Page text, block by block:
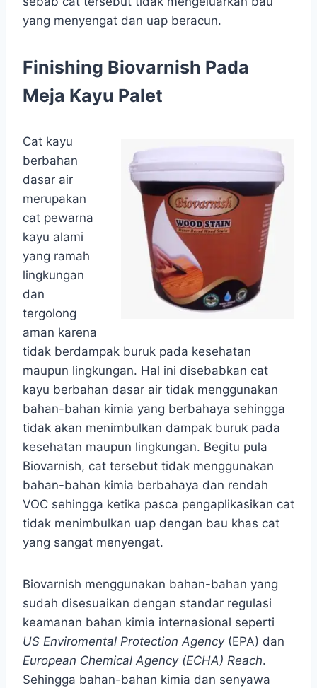
yang menyengat dan uap beracun.
Finishing Biovarnish Pada
Meja Kayu Palet
Cat kayu
berbahan
dasar air
merupakan
cat pewarna
kayu alami
yang ramah
lingkungan
dan
tergolong
aman karena
tidak berdampak buruk pada kesehatan
maupun lingkungan. Hal ini disebabkan cat
kayu berbahan dasar air tidak menggunakan
bahan-bahan kimia yang berbahaya sehingga
tidak akan menimbulkan dampak buruk pada
kesehatan maupun lingkungan. Begitu pula
Biovarnish, cat tersebut tidak menggunakan
bahan-bahan kimia berbahaya dan rendah
VOC sehingga ketika pasca pengaplikasikan cat
tidak menimbulkan uap dengan bau khas cat
yang sangat menyengat.
Biovarnish menggunakan bahan-bahan yang
sudah disesuaikan dengan standar regulasi
keamanan bahan kimia internasional seperti
US Enviromental Protection Agency(EPA) dan
European Chemical Agency (ECHA) Reach.
Sehingga bahan-bahan kimia dan senyawa